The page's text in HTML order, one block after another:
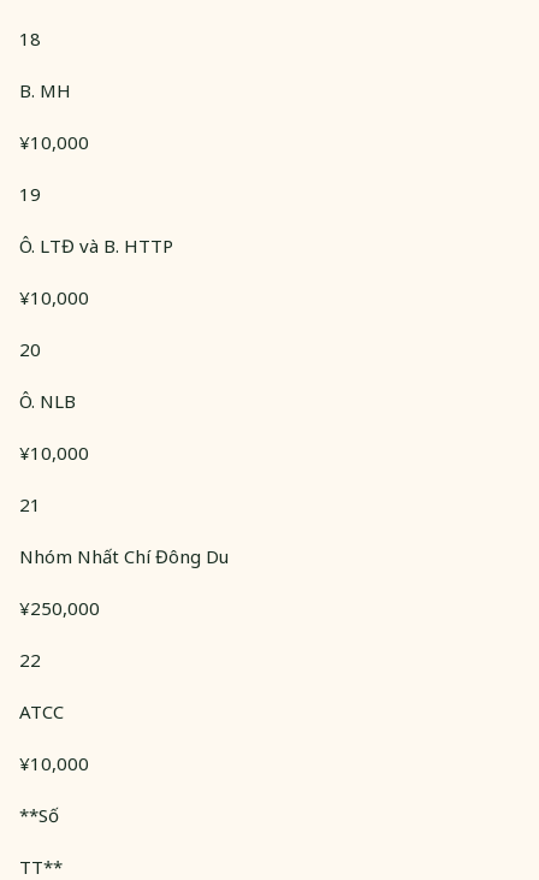
18
B. MH
¥10,000
19
Ô. LTĐ và B. HTTP
¥10,000
20
Ô. NLB
¥10,000
21
Nhóm Nhất Chí Đông Du
¥250,000
22
ATCC
¥10,000
**Số
TT**